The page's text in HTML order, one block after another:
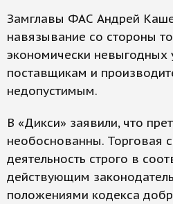
Замглавы ФАС Андрей
навязывание со стороны
экономически невыгодных
поставщикам и
недопустимым.
В «Дикси» заявили, что
необоснованны. Торговая
деятельность строго в
действующим
положениями кодекса